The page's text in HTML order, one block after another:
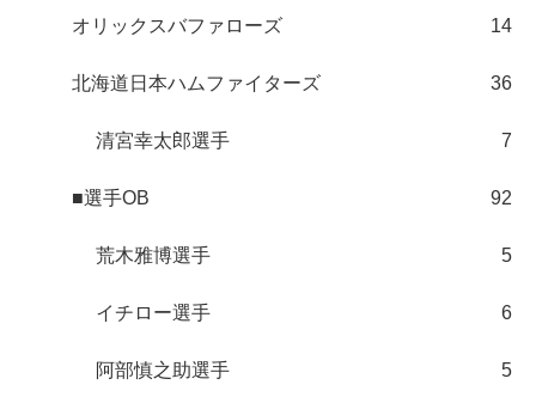
オリックスバファローズ 14
北海道日本ハムファイターズ 36
清宮幸太郎選手 7
■選手OB 92
荒木雅博選手 5
イチロー選手 6
阿部慎之助選手 5